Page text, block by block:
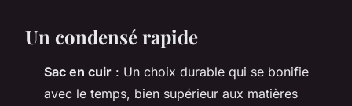
Un condensé rapide
Sac en cuir : Un choix durable qui se bonifie
avec le temps, bien supérieur aux matières